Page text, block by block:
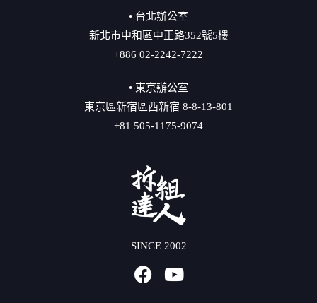
• 台北辦公室
新北市中和區中正路352號5樓
+886 02-2242-7222
• 東京辦公室
東京區新宿區西新宿 8-8-13-801
+81 505-1175-9074
SINCE 2002